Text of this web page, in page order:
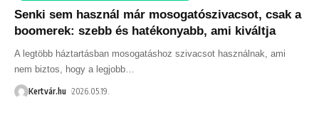
Senki sem használ már mosogatószivacsot, csak a
boomerek: szebb és hatékonyabb, ami kiváltja
A legtöbb háztartásban mosogatáshoz szivacsot használnak, ami
nem biztos, hogy a legjobb
Kertvár.hu 2026.05.19.